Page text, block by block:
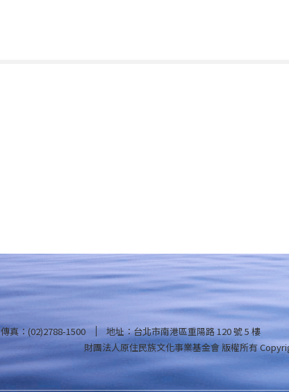
傳真：(02)2788-1500
地址：台北市南港區重陽路 120 號 5 樓
財團法人原住民族文化事業基金會 版權所有